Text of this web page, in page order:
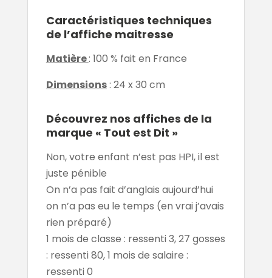
Caractéristiques techniques
de l’affiche maitresse
Matière: 100 % fait en France
Dimensions: 24 x 30 cm
Découvrez nos affiches de la
marque « Tout est Dit »
Non, votre enfant n’est pas HPI, il est
juste pénible
On n’a pas fait d’anglais aujourd’hui
on n’a pas eu le temps (en vrai j’avais
rien préparé)
1 mois de classe : ressenti 3, 27 gosses
: ressenti 80, 1 mois de salaire :
ressenti 0